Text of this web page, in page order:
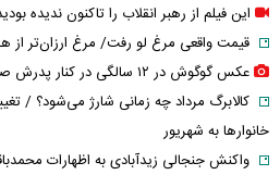
این فیلم از رهبر انقلاب را تاکنون ندیده
قیمت واقعی مرغ لو رفت/ مرغ ارزان‌تر از
عکس گوگوش در ۱۲ سالگی در کنار پدرش صابر آتشین
کالابرگ مرداد چه زمانی شارژ می‌شود؟ /
خانوارها به شهریور
واکنش جنجالی زیدآبادی به اظهارات